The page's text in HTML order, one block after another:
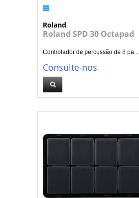
Roland
Roland SPD 30 Octapad
Controlador de percussão de 8 pa...
Consulte-nos